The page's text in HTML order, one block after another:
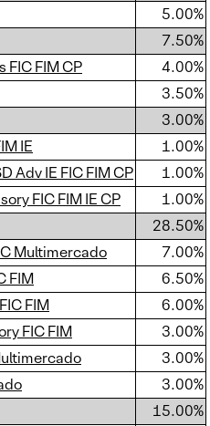
5.00%
7.50%
FIC FIM CP
4.00%
3.50%
3.00%
IE
1.00%
Adv IE FIC FIM CP
1.00%
FIC FIM IE CP
1.00%
28.50%
Multimercado
7.00%
FIM
6.50%
FIM
6.00%
FIC FIM
3.00%
3.00%
3.00%
15.00%